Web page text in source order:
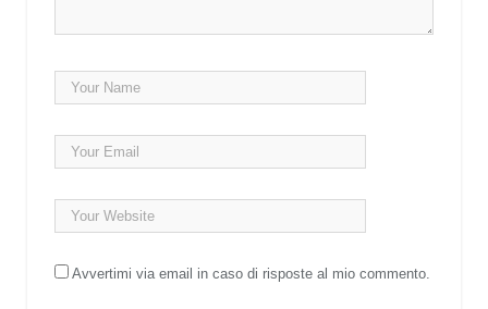
Avvertimi via email in caso di risposte al mio commento.